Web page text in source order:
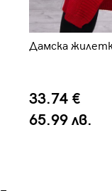
Дамска
33.74 €
65.99 лв.